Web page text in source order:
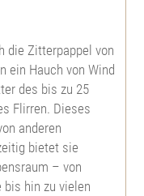
die Zitterpappel von
ein Hauch von Wind
des bis zu 25
Flirren. Dieses
anderen
bietet sie
– von
bis hin zu vielen